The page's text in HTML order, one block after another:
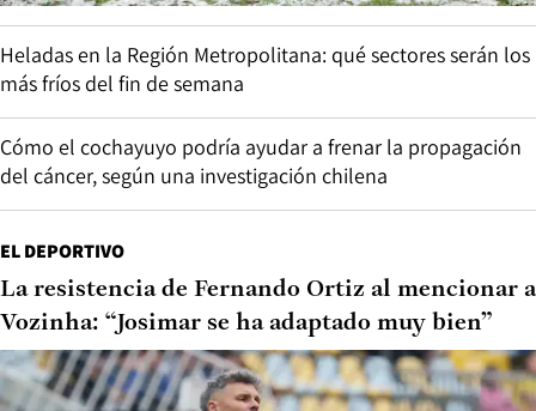
La ofensiva de BancoEstado por millonaria red de
“autofraudes”: Puente Alto y La Florida lideran los casos
recientes
Caso Sartor en su día 7: defensa de Carlos Larraín busca
distanciarse de su hermano
TENDENCIAS
Anuncian un “fenómeno inusual” de lluvia y
nieve en Santiago: cuándo y cómo será el evento